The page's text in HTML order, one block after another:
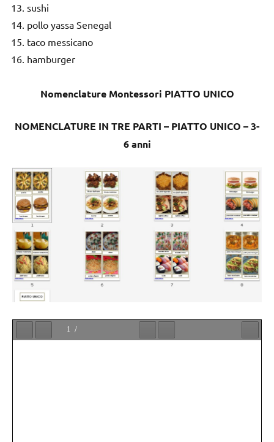
sushi
pollo yassa Senegal
taco messicano
hamburger
Nomenclature Montessori PIATTO UNICO
NOMENCLATURE IN TRE PARTI – PIATTO UNICO – 3-
6 anni